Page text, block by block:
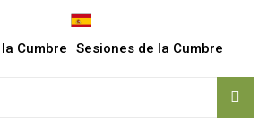
Cumbre Sesiones de la Cumbre